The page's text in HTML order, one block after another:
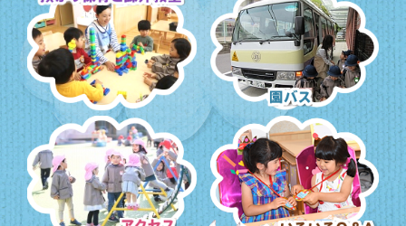
預かり保育・課外教室 園バス・送迎